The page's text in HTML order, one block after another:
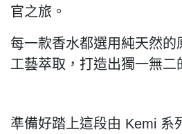
官之旅。
每一款香水都選用純天然的
工藝萃取，打造出獨一無二
準備好踏上這段由 Kemi 系